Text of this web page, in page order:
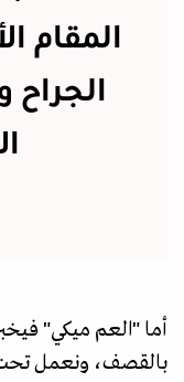
المقام
أما "العم ميكي"
بالقصف، ونعمل تحت